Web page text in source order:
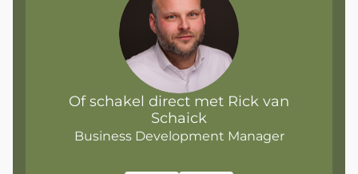
Of schakel direct met Rick van
Schaick
Business Development Manager